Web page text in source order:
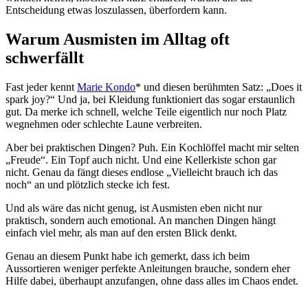
Entscheidung etwas loszulassen, überfordern kann.
Warum Ausmisten im Alltag oft
schwerfällt
Fast jeder kennt Marie Kondo* und diesen berühmten Satz: „Does it
spark joy?“ Und ja, bei Kleidung funktioniert das sogar erstaunlich
gut. Da merke ich schnell, welche Teile eigentlich nur noch Platz
wegnehmen oder schlechte Laune verbreiten.
Aber bei praktischen Dingen? Puh. Ein Kochlöffel macht mir selten
„Freude“. Ein Topf auch nicht. Und eine Kellerkiste schon gar
nicht. Genau da fängt dieses endlose „Vielleicht brauch ich das
noch“ an und plötzlich stecke ich fest.
Und als wäre das nicht genug, ist Ausmisten eben nicht nur
praktisch, sondern auch emotional. An manchen Dingen hängt
einfach viel mehr, als man auf den ersten Blick denkt.
Genau an diesem Punkt habe ich gemerkt, dass ich beim
Aussortieren weniger perfekte Anleitungen brauche, sondern eher
Hilfe dabei, überhaupt anzufangen, ohne dass alles im Chaos endet.